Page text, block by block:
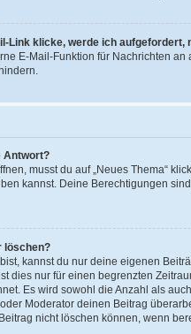
Link klicke, werde ich aufgefordert,
E-Mail-Funktion für Nachrichten
Antwort?
musst du auf „Neues Thema“
kannst. Deine Berechtigungen
löschen?
kannst du nur deine eigenen
dies nur für einen begrenzten
Es wird sowohl die Anzahl als
Moderator deinen Beitrag
nicht löschen können, wenn